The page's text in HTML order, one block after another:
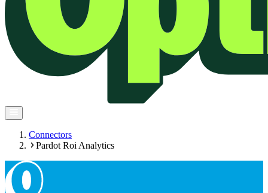
Connectors
Pardot Roi Analytics